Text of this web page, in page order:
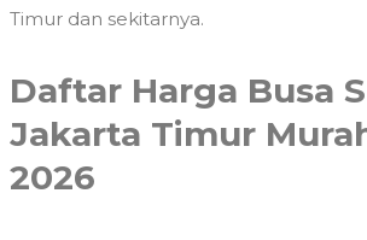
Timur dan sekitarnya.
Daftar Harga Busa
Jakarta Timur
2026